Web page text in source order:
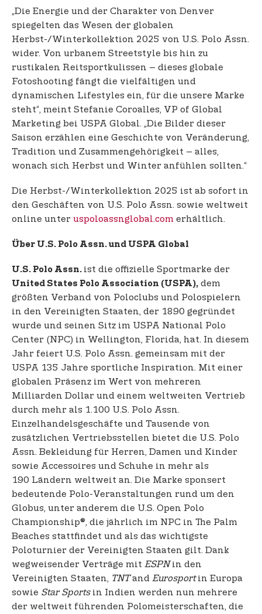
„Die Energie und der Charakter von Denver
spiegelten das Wesen der globalen
Herbst-/Winterkollektion 2025 von U.S. Polo Assn.
wider. Von urbanem Streetstyle bis hin zu
rustikalen Reitsportkulissen – dieses globale
Fotoshooting fängt die vielfältigen und
dynamischen Lifestyles ein, für die unsere Marke
steht“, meint Stefanie Coroalles, VP of Global
Marketing bei USPA Global. „Die Bilder dieser
Saison erzählen eine Geschichte von Veränderung,
Tradition und Zusammengehörigkeit – alles,
wonach sich Herbst und Winter anfühlen sollten.“
Die Herbst-/Winterkollektion 2025 ist ab sofort in
den Geschäften von U.S. Polo Assn. sowie weltweit
online unter uspoloassnglobal.com erhältlich.
Über U.S. Polo Assn. und USPA Global
U.S. Polo Assn. ist die offizielle Sportmarke der
United States Polo Association (USPA), dem
größten Verband von Poloclubs und Polospielern
in den Vereinigten Staaten, der 1890 gegründet
wurde und seinen Sitz im USPA National Polo
Center (NPC) in Wellington, Florida, hat. In diesem
Jahr feiert U.S. Polo Assn. gemeinsam mit der
USPA 135 Jahre sportliche Inspiration. Mit einer
globalen Präsenz im Wert von mehreren
Milliarden Dollar und einem weltweiten Vertrieb
durch mehr als 1.100 U.S. Polo Assn.
Einzelhandelsgeschäfte und Tausende von
zusätzlichen Vertriebsstellen bietet die U.S. Polo
Assn. Bekleidung für Herren, Damen und Kinder
sowie Accessoires und Schuhe in mehr als
190 Ländern weltweit an. Die Marke sponsert
bedeutende Polo-Veranstaltungen rund um den
Globus, unter anderem die U.S. Open Polo
Championship®, die jährlich im NPC in The Palm
Beaches stattfindet und als das wichtigste
Poloturnier der Vereinigten Staaten gilt. Dank
wegweisender Verträge mit ESPNin den
Vereinigten Staaten, TNTand Eurosportin Europa
sowie Star Sportsin Indien werden nun mehrere
der weltweit führenden Polomeisterschaften, die